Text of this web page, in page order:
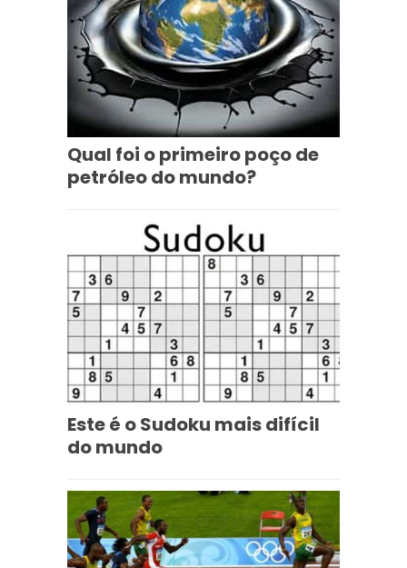
Qual foi o primeiro poço de
petróleo do mundo?
Este é o Sudoku mais difícil
do mundo